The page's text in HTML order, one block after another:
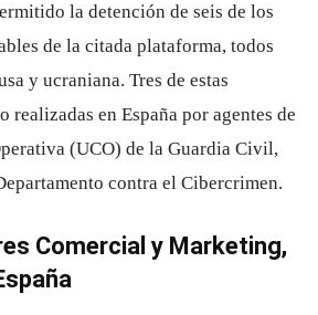
la detención de seis de los
de la citada plataforma, todos
y ucraniana. Tres de estas
realizadas en España por agentes de
(UCO) de la Guardia Civil,
contra el Cibercrimen.
Comercial y Marketing,